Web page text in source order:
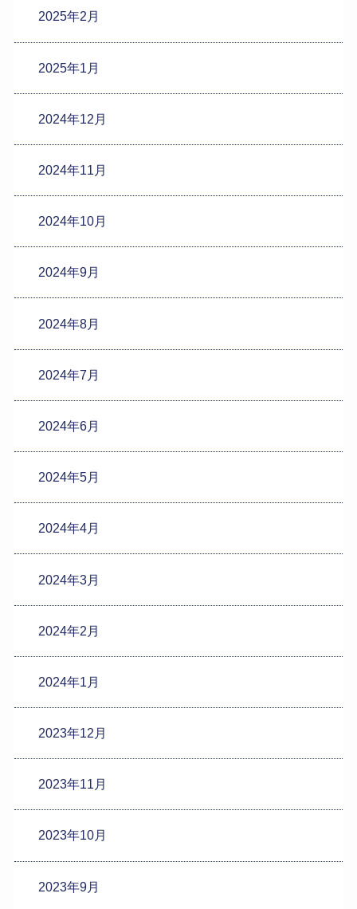
2025年2月
2025年1月
2024年12月
2024年11月
2024年10月
2024年9月
2024年8月
2024年7月
2024年6月
2024年5月
2024年4月
2024年3月
2024年2月
2024年1月
2023年12月
2023年11月
2023年10月
2023年9月